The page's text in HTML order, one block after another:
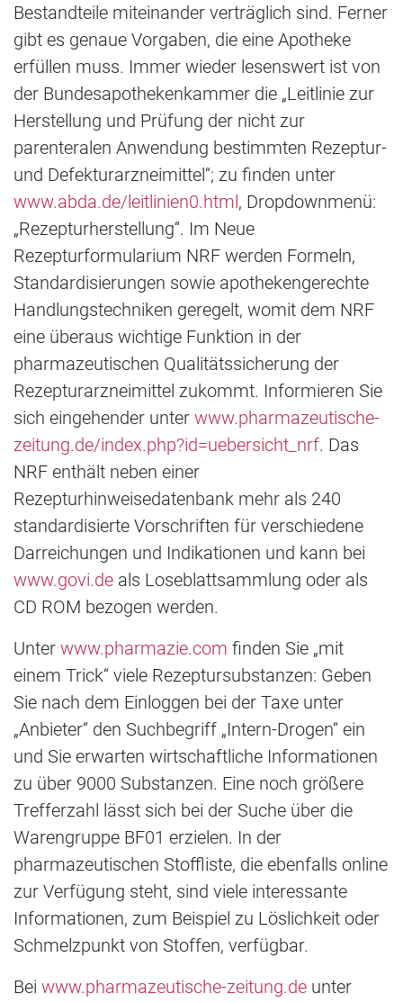
Bestandteile miteinander verträglich sind. Ferner
gibt es genaue Vorgaben, die eine Apotheke
erfüllen muss. Immer wieder lesenswert ist von
der Bundesapothekenkammer die „Leitlinie zur
Herstellung und Prüfung der nicht zur
parenteralen Anwendung bestimmten Rezeptur-
und Defekturarzneimittel“; zu finden unter
www.abda.de/leitlinien0.html, Dropdownmenü:
„Rezepturherstellung“. Im Neue
Rezepturformularium NRF werden Formeln,
Standardisierungen sowie apothekengerechte
Handlungstechniken geregelt, womit dem NRF
eine überaus wichtige Funktion in der
pharmazeutischen Qualitätssicherung der
Rezepturarzneimittel zukommt. Informieren Sie
sich eingehender unter www.pharmazeutische-
zeitung.de/index.php?id=uebersicht_nrf. Das
NRF enthält neben einer
Rezepturhinweisedatenbank mehr als 240
standardisierte Vorschriften für verschiedene
Darreichungen und Indikationen und kann bei
www.govi.de als Loseblattsammlung oder als
CD ROM bezogen werden.
Unter www.pharmazie.com finden Sie „mit
einem Trick“ viele Rezeptursubstanzen: Geben
Sie nach dem Einloggen bei der Taxe unter
„Anbieter“ den Suchbegriff „Intern-Drogen“ ein
und Sie erwarten wirtschaftliche Informationen
zu über 9000 Substanzen. Eine noch größere
Trefferzahl lässt sich bei der Suche über die
Warengruppe BF01 erzielen. In der
pharmazeutischen Stoffliste, die ebenfalls online
zur Verfügung steht, sind viele interessante
Informationen, zum Beispiel zu Löslichkeit oder
Schmelzpunkt von Stoffen, verfügbar.
Bei www.pharmazeutische-zeitung.de unter